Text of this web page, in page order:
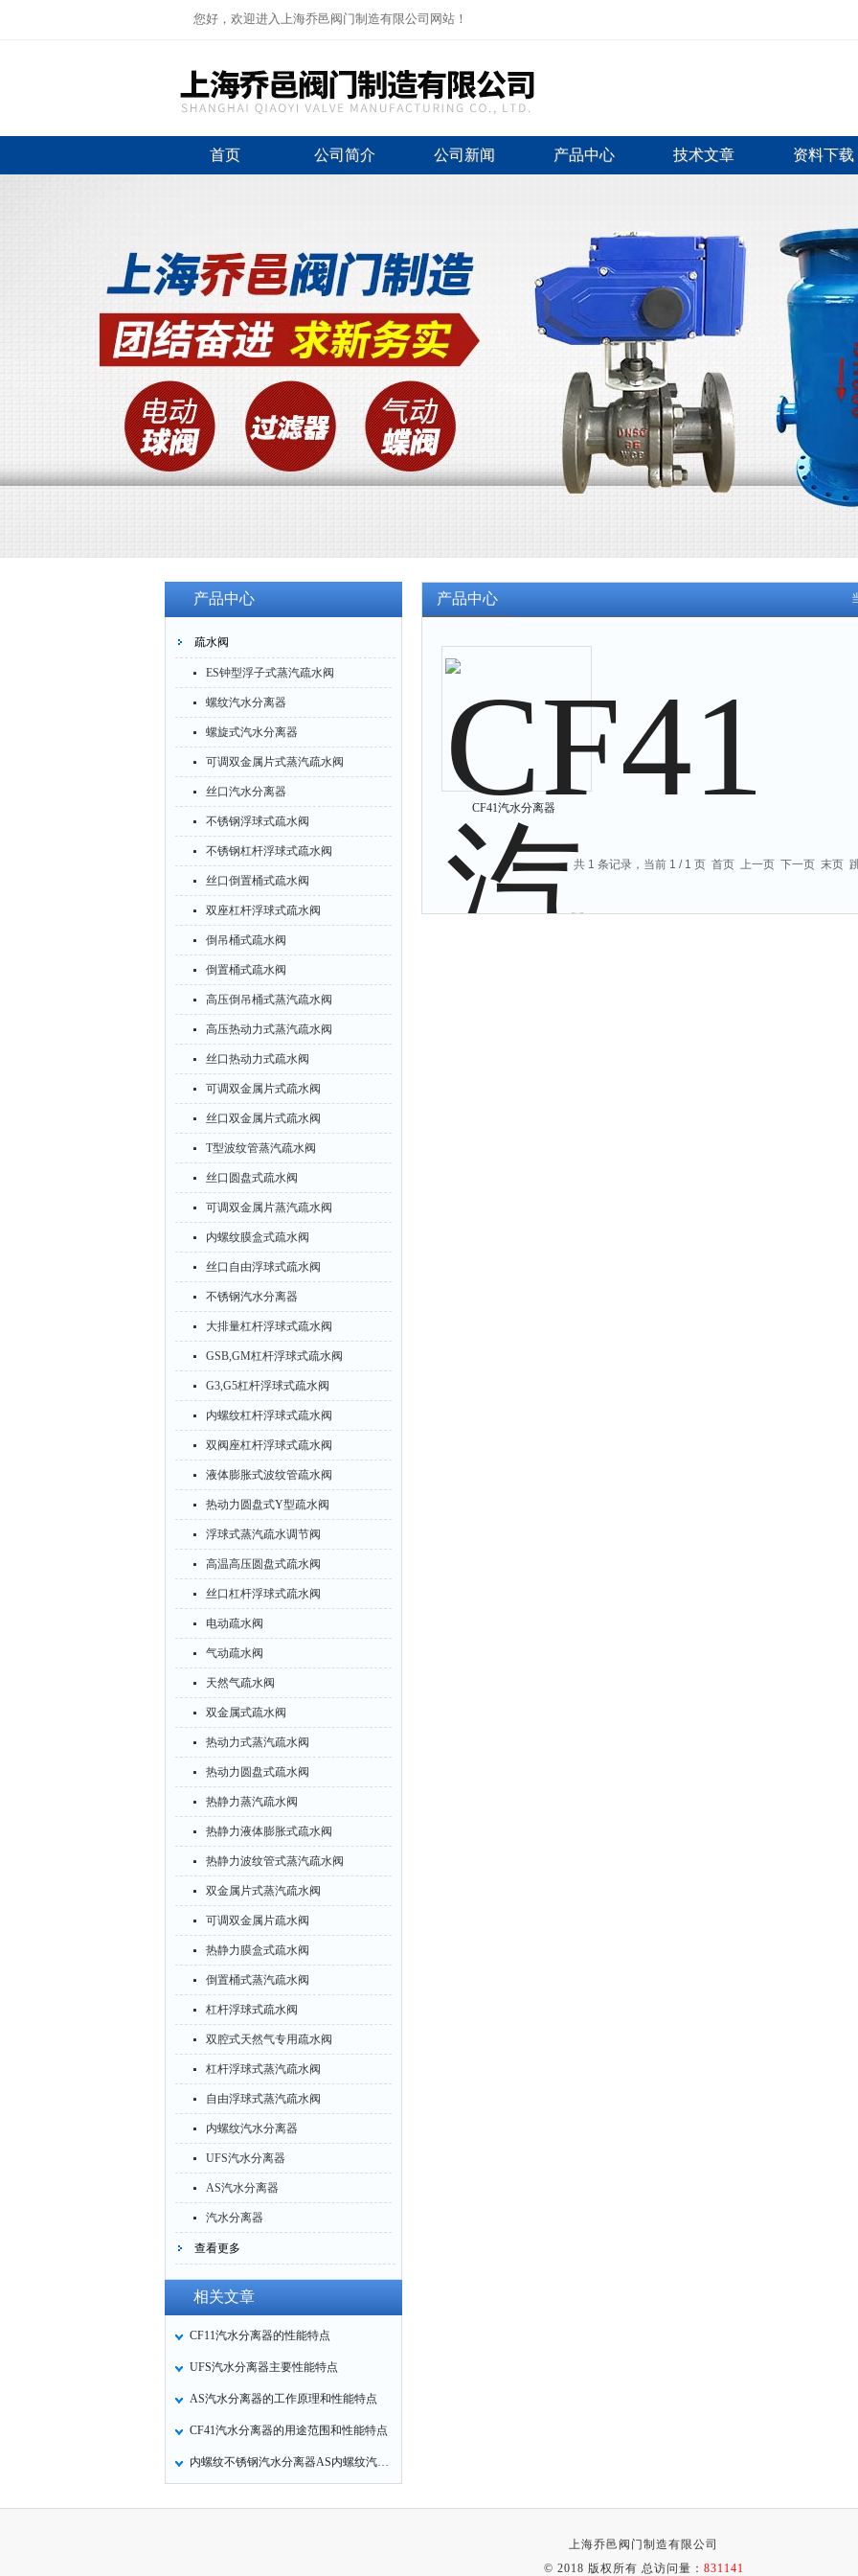
您好，欢迎进入上海乔邑阀门制造有限公司网站！
首页 公司简介 公司新闻 产品中心 技术文章 资料下载
产品中心
疏水阀
ES钟型浮子式蒸汽疏水阀
螺纹汽水分离器
螺旋式汽水分离器
可调双金属片式蒸汽疏水阀
丝口汽水分离器
不锈钢浮球式疏水阀
不锈钢杠杆浮球式疏水阀
丝口倒置桶式疏水阀
双座杠杆浮球式疏水阀
倒吊桶式疏水阀
倒置桶式疏水阀
高压倒吊桶式蒸汽疏水阀
高压热动力式蒸汽疏水阀
丝口热动力式疏水阀
可调双金属片式疏水阀
丝口双金属片式疏水阀
T型波纹管蒸汽疏水阀
丝口圆盘式疏水阀
可调双金属片蒸汽疏水阀
内螺纹膜盒式疏水阀
丝口自由浮球式疏水阀
不锈钢汽水分离器
大排量杠杆浮球式疏水阀
GSB,GM杠杆浮球式疏水阀
G3,G5杠杆浮球式疏水阀
内螺纹杠杆浮球式疏水阀
双阀座杠杆浮球式疏水阀
液体膨胀式波纹管疏水阀
热动力圆盘式Y型疏水阀
浮球式蒸汽疏水调节阀
高温高压圆盘式疏水阀
丝口杠杆浮球式疏水阀
电动疏水阀
气动疏水阀
天然气疏水阀
双金属式疏水阀
热动力式蒸汽疏水阀
热动力圆盘式疏水阀
热静力蒸汽疏水阀
热静力液体膨胀式疏水阀
热静力波纹管式蒸汽疏水阀
双金属片式蒸汽疏水阀
可调双金属片疏水阀
热静力膜盒式疏水阀
倒置桶式蒸汽疏水阀
杠杆浮球式疏水阀
双腔式天然气专用疏水阀
杠杆浮球式蒸汽疏水阀
自由浮球式蒸汽疏水阀
内螺纹汽水分离器
UFS汽水分离器
AS汽水分离器
汽水分离器
查看更多
相关文章
CF11汽水分离器的性能特点
UFS汽水分离器主要性能特点
AS汽水分离器的工作原理和性能特点
CF41汽水分离器的用途范围和性能特点
内螺纹不锈钢汽水分离器AS内螺纹汽水分离器AS7的工作原理
产品中心
CF41汽水分离器
共 1 条记录，当前 1 / 1 页 首页 上一页 下一页 末页
上海乔邑阀门制造有限公司
© 2018 版权所有 总访问量： 831141